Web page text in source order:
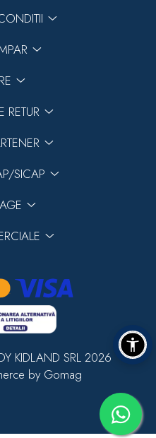
RETUR
SICAP
KIDLAND SRL 2026
by Gomag